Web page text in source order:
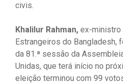
civis.
Khalilur Rahman, ex-
Estrangeiros do Bangladesh,
da 81.ª sessão da
Unidas, que terá início no
eleição terminou com 99